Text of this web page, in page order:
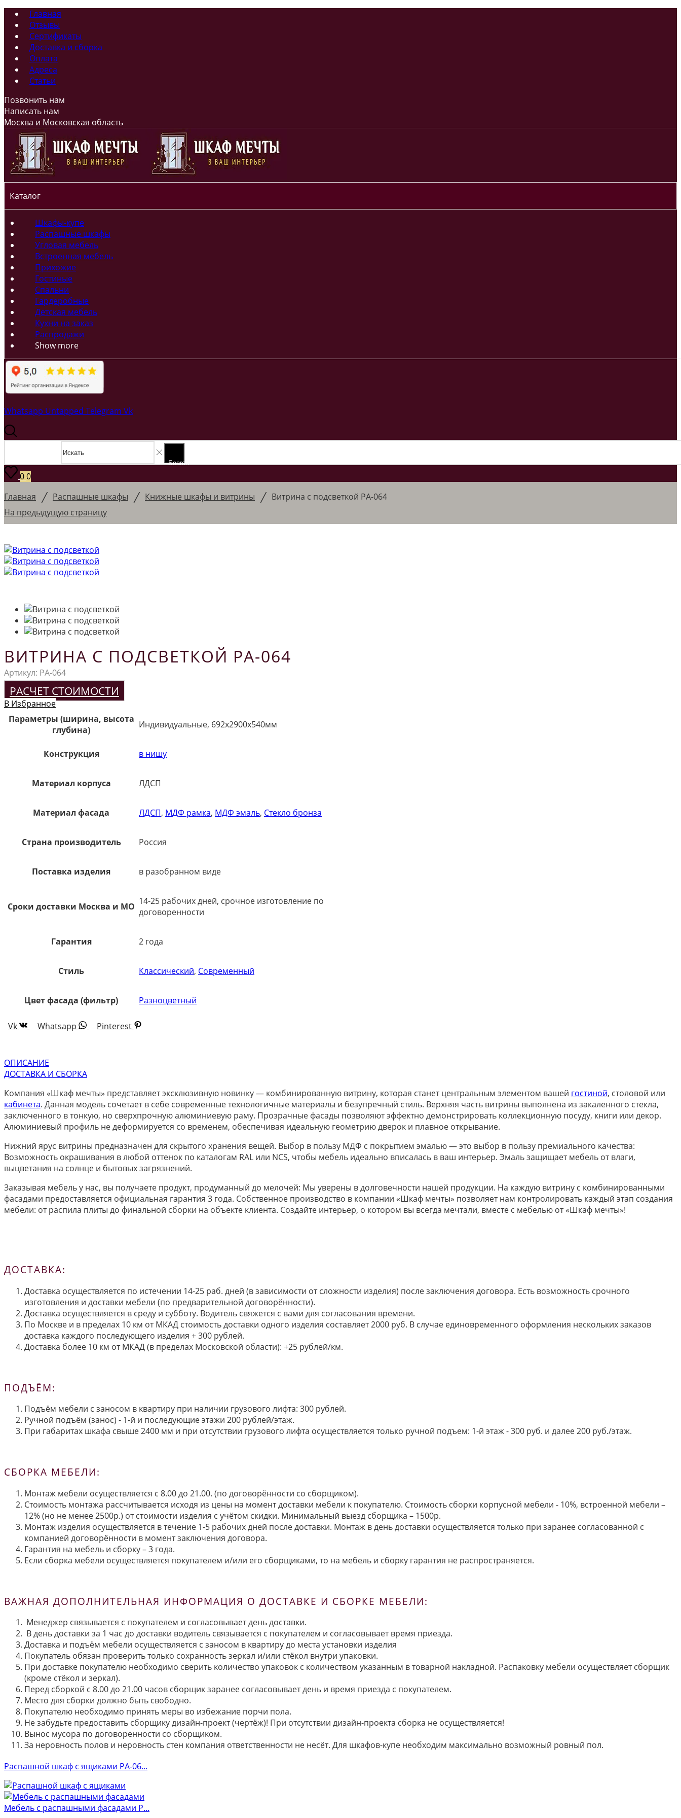
Главная
Отзывы
Сертификаты
Доставка и сборка
Оплата
Адреса
Статьи
Позвонить нам
Написать нам
Москва и Московская область
Каталог
Шкафы-купе
Распашные шкафы
Угловая мебель
Встроенная мебель
Прихожие
Гостиные
Спальни
Гардеробные
Детская мебель
Кухни на заказ
Распродажи
Show more
Whatsapp Untapped Telegram Vk
Search
00
Главная / Распашные шкафы / Книжные шкафы и витрины / Витрина с подсветкой РА-064
На предыдущую страницу
ВИТРИНА С ПОДСВЕТКОЙ РА-064
Артикул: РА-064
РАСЧЕТ СТОИМОСТИ
В Избранное
Параметры (ширина, высота
глубина)
Индивидуальные, 692х2900х540мм
Конструкция в нишу
Материал корпуса ЛДСП
Материал фасада ЛДСП, МДФ рамка, МДФ эмаль, Стекло бронза
Страна производитель Россия
Поставка изделия в разобранном виде
Сроки доставки Москва и МО 14-25 рабочих дней, срочное изготовление по
договоренности
Гарантия 2 года
Стиль Классический, Современный
Цвет фасада (фильтр) Разноцветный
Vk Whatsapp Pinterest
ОПИСАНИЕ
ДОСТАВКА И СБОРКА
Компания «Шкаф мечты» представляет эксклюзивную новинку — комбинированную витрину, которая станет центральным элементом вашей гостиной, столовой или
кабинета. Данная модель сочетает в себе современные технологичные материалы и безупречный стиль. Верхняя часть витрины выполнена из закаленного стекла,
заключенного в тонкую, но сверхпрочную алюминиевую раму. Прозрачные фасады позволяют эффектно демонстрировать коллекционную посуду, книги или декор.
Алюминиевый профиль не деформируется со временем, обеспечивая идеальную геометрию дверок и плавное открывание.
Нижний ярус витрины предназначен для скрытого хранения вещей. Выбор в пользу МДФ с покрытием эмалью — это выбор в пользу премиального качества:
Возможность окрашивания в любой оттенок по каталогам RAL или NCS, чтобы мебель идеально вписалась в ваш интерьер. Эмаль защищает мебель от влаги,
выцветания на солнце и бытовых загрязнений.
Заказывая мебель у нас, вы получаете продукт, продуманный до мелочей: Мы уверены в долговечности нашей продукции. На каждую витрину с комбинированными
фасадами предоставляется официальная гарантия 3 года. Собственное производство в компании «Шкаф мечты» позволяет нам контролировать каждый этап создания
мебели: от распила плиты до финальной сборки на объекте клиента. Создайте интерьер, о котором вы всегда мечтали, вместе с мебелью от «Шкаф мечты»!
ДОСТАВКА:
Доставка осуществляется по истечении 14-25 раб. дней (в зависимости от сложности изделия) после заключения договора. Есть возможность срочного
изготовления и доставки мебели (по предварительной договорённости).
Доставка осуществляется в среду и субботу. Водитель свяжется с вами для согласования времени.
По Москве и в пределах 10 км от МКАД стоимость доставки одного изделия составляет 2000 руб. В случае единовременного оформления нескольких заказов
доставка каждого последующего изделия + 300 рублей.
Доставка более 10 км от МКАД (в пределах Московской области): +25 рублей/км.
ПОДЪЁМ:
Подъём мебели с заносом в квартиру при наличии грузового лифта: 300 рублей.
Ручной подъём (занос) - 1-й и последующие этажи 200 рублей/этаж.
При габаритах шкафа свыше 2400 мм и при отсутствии грузового лифта осуществляется только ручной подъем: 1-й этаж - 300 руб. и далее 200 руб./этаж.
СБОРКА МЕБЕЛИ:
Монтаж мебели осуществляется с 8.00 до 21.00. (по договорённости со сборщиком).
Стоимость монтажа рассчитывается исходя из цены на момент доставки мебели к покупателю. Стоимость сборки корпусной мебели - 10%, встроенной мебели –
12% (но не менее 2500р.) от стоимости изделия с учётом скидки. Минимальный выезд сборщика – 1500р.
Монтаж изделия осуществляется в течение 1-5 рабочих дней после доставки. Монтаж в день доставки осуществляется только при заранее согласованной с
компанией договорённости в момент заключения договора.
Гарантия на мебель и сборку – 3 года.
Если сборка мебели осуществляется покупателем и/или его сборщиками, то на мебель и сборку гарантия не распространяется.
ВАЖНАЯ ДОПОЛНИТЕЛЬНАЯ ИНФОРМАЦИЯ О ДОСТАВКЕ И СБОРКЕ МЕБЕЛИ:
Менеджер связывается с покупателем и согласовывает день доставки.
В день доставки за 1 час до доставки водитель связывается с покупателем и согласовывает время приезда.
Доставка и подъём мебели осуществляется с заносом в квартиру до места установки изделия
Покупатель обязан проверить только сохранность зеркал и/или стёкол внутри упаковки.
При доставке покупателю необходимо сверить количество упаковок с количеством указанным в товарной накладной. Распаковку мебели осуществляет сборщик
(кроме стёкол и зеркал).
Перед сборкой с 8.00 до 21.00 часов сборщик заранее согласовывает день и время приезда с покупателем.
Место для сборки должно быть свободно.
Покупателю необходимо принять меры во избежание порчи пола.
Не забудьте предоставить сборщику дизайн-проект (чертёж)! При отсутствии дизайн-проекта сборка не осуществляется!
Вынос мусора по договоренности со сборщиком.
За неровность полов и неровность стен компания ответственности не несёт. Для шкафов-купе необходим максимально возможный ровный пол.
Распашной шкаф с ящиками РА-06...
Мебель с распашными фасадами Р...